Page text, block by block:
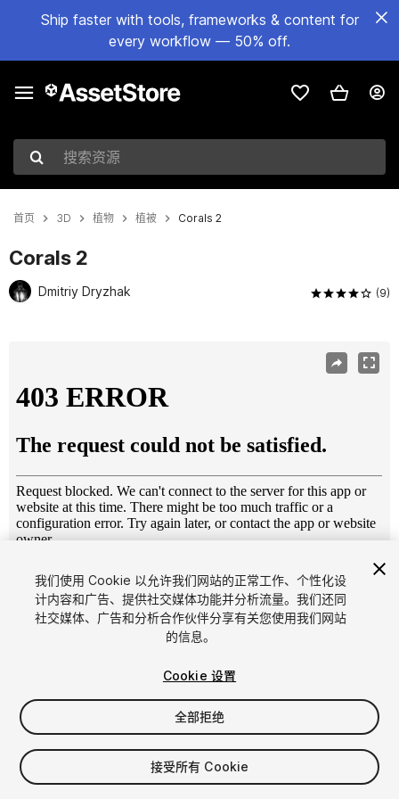
Ship faster with tools, frameworks & content for
every workflow — 50% off.
搜索资源
首页 3D 植物 植被 Corals 2
Corals 2
Dmitriy Dryzhak (9)
1/11
$9
增值税将在结算时计算
我们使用 Cookie 以允许我们网站的正常工作、个性化设
计内容和广告、提供社交媒体功能并分析流量。我们还同
社交媒体、广告和分析合作伙伴分享有关您使用我们网站
的信息。
Cookie 设置
全部拒绝
接受所有 Cookie